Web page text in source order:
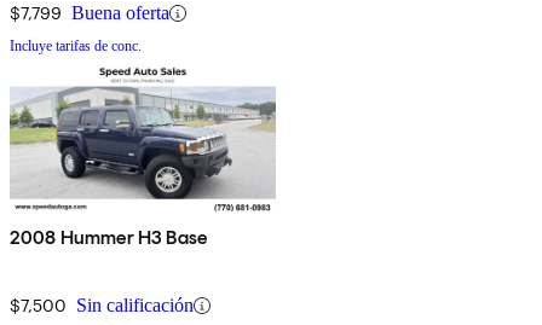
$7,799 Buena oferta
Incluye tarifas de conc.
2008 Hummer H3 Base
$7,500 Sin calificación